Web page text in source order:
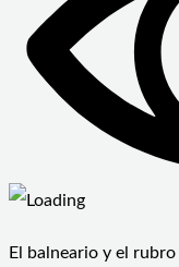
El balneario y el